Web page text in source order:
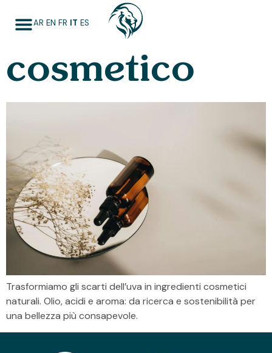
AR EN FR IT ES
Settore
cosmetico
Trasformiamo gli scarti dell’uva in ingredienti cosmetici
naturali. Olio, acidi e aroma: da ricerca e sostenibilità per
una bellezza più consapevole.